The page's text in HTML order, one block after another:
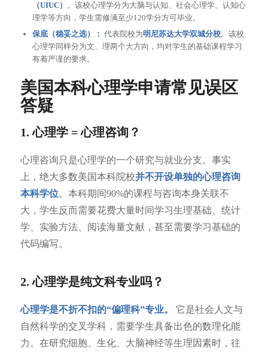
（UIUC） 。该校心理学分为大脑与认知、社会心理学、认知心
理学等方向，学生需修满至少120学分方可毕业。
保底（稳妥之选）： 代表院校为明尼苏达大学双城分校。该校
心理学同样分为文、理两个大方向，均对学生的基础课程学习
有着严谨的要求。
美国本科心理学申请常见误区
答疑
1. 心理学 = 心理咨询？
心理咨询只是心理学的一个研究与就业分支。事实
上，绝大多数美国本科院校并不开设单独的心理咨询
本科学位。本科期间90%的课程与咨询本身关联不
大，学生反而需要花费大量时间学习生理基础、统计
学、实验方法、阅读海量文献，甚至需要学习基础的
代码编写。
2. 心理学是纯文科专业吗？
心理学是不折不扣的“偏理科”专业。
它是社会人文与
自然科学的交叉学科，需要学生具备出色的数理化能
力。在研究细胞、生化、大脑神经等生理因素时，往